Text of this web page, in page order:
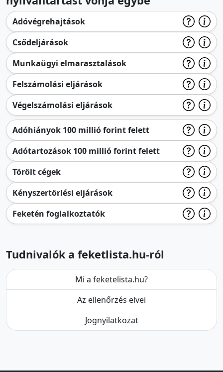
Adóvégrehajtások
Csődeljárások
Munkaügyi elmarasztalások
Felszámolási eljárások
Végelszámolási eljárások
Adóhiányok 100 millió forint felett
Adótartozások 100 millió forint felett
Törölt cégek
Kényszertörlési eljárások
Feketén foglalkoztatók
Tudnivalók a feketlista.hu-ról
Mi a feketelista.hu?
Az ellenőrzés elvei
Jognyilatkozat